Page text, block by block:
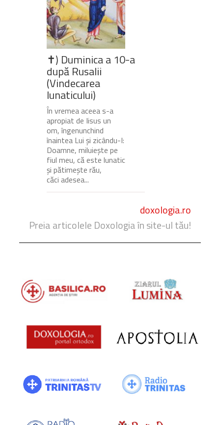
✝) Duminica a 10-a
după Rusalii
(Vindecarea
lunaticului)
În vremea aceea s-a
apropiat de Iisus un
om, îngenunchind
înaintea Lui și zicându-I:
Doamne, miluiește pe
fiul meu, că este lunatic
și pătimește rău,
căci adesea...
doxologia.ro
Preia articolele Doxologia în site-ul tău!